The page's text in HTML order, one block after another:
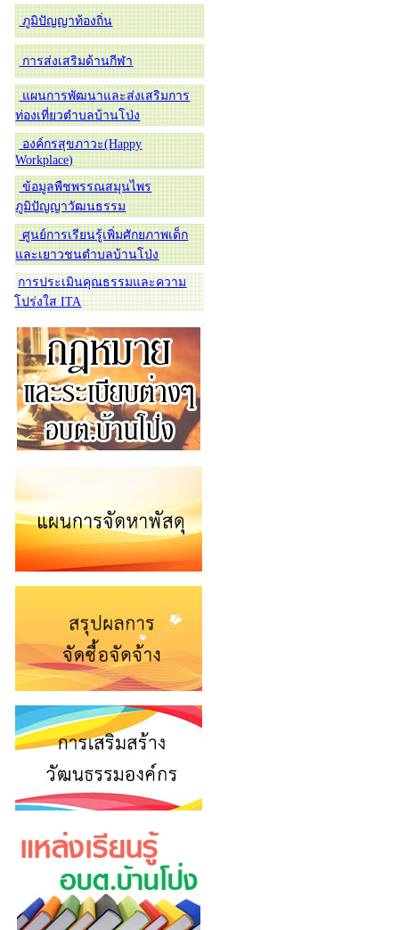
ภูมิปัญญาท้องถิ่น
การส่งเสริมด้านกีฬา
แผนการพัฒนาและส่งเสริมการ
ท่องเที่ยวตำบลบ้านโป่ง
องค์กรสุขภาวะ(Happy
Workplace)
ข้อมูลพืชพรรณสมุนไพร
ภูมิปัญญาวัฒนธรรม
ศูนย์การเรียนรู้เพิ่มศักยภาพเด็ก
และเยาวชนตำบลบ้านโป่ง
การประเมินคุณธรรมและความ
โปร่งใส ITA